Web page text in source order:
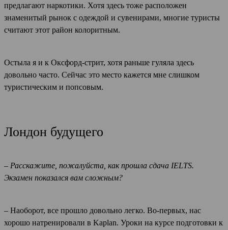
предлагают наркотики. Хотя здесь тоже расположен
знаменитый рынок с одеждой и сувенирами, многие туристы
считают этот район колоритным.
Остыла я и к Оксфорд-стрит, хотя раньше гуляла здесь
довольно часто. Сейчас это место кажется мне слишком
туристическим и попсовым.
Лондон будущего
– Расскажите, пожалуйста, как прошла сдача IELTS.
Экзамен показался вам сложным?
– Наоборот, все прошло довольно легко. Во-первых, нас
хорошо натренировали в Kaplan. Уроки на курсе подготовки к